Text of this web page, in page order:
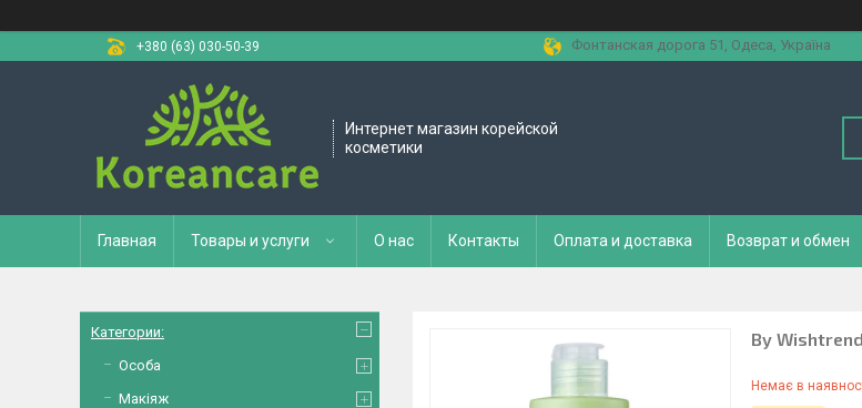
+380 (63) 030-50-39
Фонтанская дорога 51, Одеса, Україна
Интернет магазин корейской
косметики
Главная Товары и услуги О нас Контакты Оплата и доставка Возврат и обмен
By
Немає в
Категории:
Особа
Макіяж